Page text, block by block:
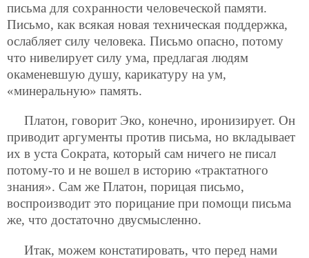
письма для сохранности человеческой памяти.
Письмо, как всякая новая техническая поддержка,
ослабляет силу человека. Письмо опасно, потому
что нивелирует силу ума, предлагая людям
окаменевшую душу, карикатуру на ум,
«минеральную» память.
Платон, говорит Эко, конечно, иронизирует. Он
приводит аргументы против письма, но вкладывает
их в уста Сократа, который сам ничего не писал
потому-то и не вошел в историю «трактатного
знания». Сам же Платон, порицая письмо,
воспроизводит это порицание при помощи письма
же, что достаточно двусмысленно.
Итак, можем констатировать, что перед нами